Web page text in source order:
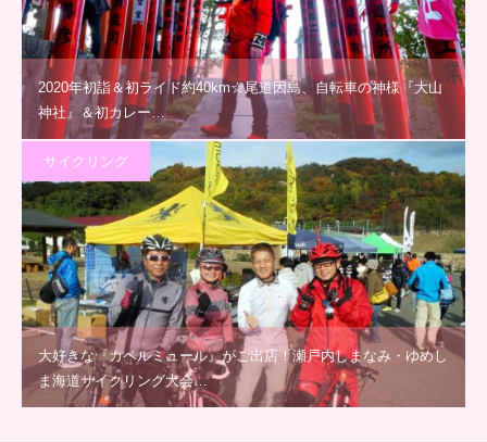
2020年初詣＆初ライド約40km☆尾道因島、自転車の神様『大山
神社』＆初カレー…
サイクリング
大好きな『カペルミュール』がご出店！瀬戸内しまなみ・ゆめし
ま海道サイクリング大会…